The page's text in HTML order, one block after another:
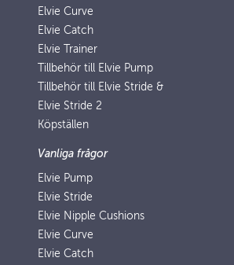
Elvie Curve
Elvie Catch
Elvie Trainer
Tillbehör till Elvie Pump
Tillbehör till Elvie Stride &
Elvie Stride 2
Köpställen
Vanliga frågor
Elvie Pump
Elvie Stride
Elvie Nipple Cushions
Elvie Curve
Elvie Catch